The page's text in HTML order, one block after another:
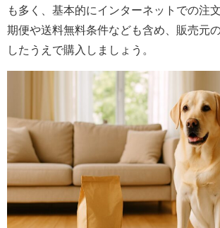
も多く、基本的にインターネットでの注
期便や送料無料条件なども含め、販売元
したうえで購入しましょう。